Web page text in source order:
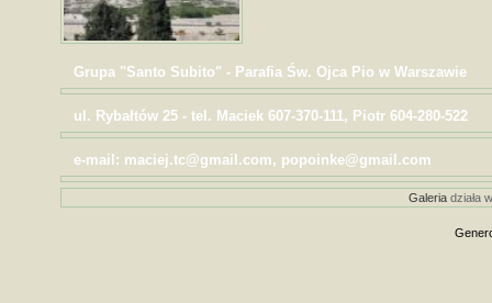
Grupa "Santo Subito" - Parafia Św. Ojca Pio w Warszawie
ul. Rybałtów 25 - tel. Maciek 607-370-111, Piotr 604-280-522
e-mail: maciej.tc@gmail.com, popoinke@gmail.com
Galeriadziała